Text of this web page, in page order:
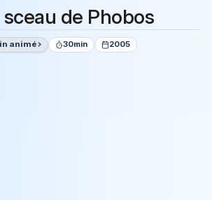
sceau de Phobos
animé 30min 2005